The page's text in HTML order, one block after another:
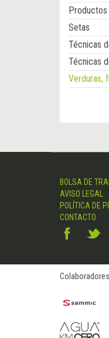
Productos
Setas
Técnicas
Técnicas
Verduras,
BOLSA DE
AVISO LEGAL
POLÍTICA DE
CONTACTO
Colaboradores